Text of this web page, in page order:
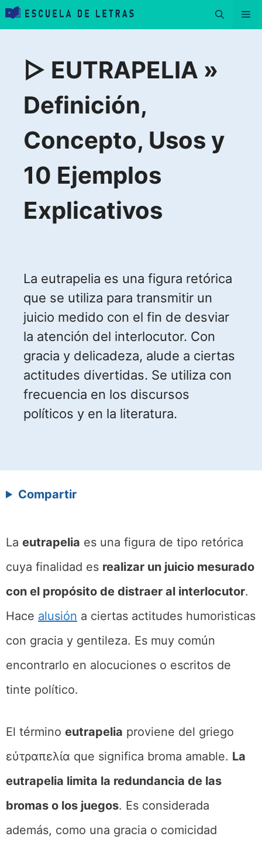
Saltar
contenido▷ EUTRAPELIA »
Definición,
Concepto, Usos y
10 Ejemplos
Explicativos
La eutrapelia es una figura retórica
que se utiliza para transmitir un
juicio medido con el fin de desviar
la atención del interlocutor. Con
gracia y delicadeza, alude a ciertas
actitudes divertidas. Se utiliza con
frecuencia en los discursos
políticos y en la literatura.
Compartir
La eutrapelia es una figura de tipo retórica
cuya finalidad es realizar un juicio mesurado
con el propósito de distraer al interlocutor.
Hace alusión a ciertas actitudes humoristicas
con gracia y gentileza. Es muy común
encontrarlo en alocuciones o escritos de
tinte político.
El término eutrapelia proviene del griego
εὐτραπελία que significa broma amable. La
eutrapelia limita la redundancia de las
bromas o los juegos. Es considerada
además, como una gracia o comicidad